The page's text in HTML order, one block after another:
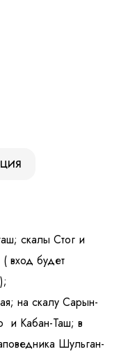
скалы Стог и
вход будет
на скалу Сарын-
и Кабан-Таш; в
Шульган-